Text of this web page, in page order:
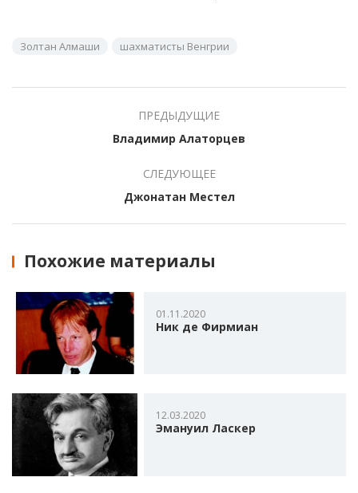
Золтан Алмаши шахматисты Венгрии
ПРЕДЫДУЩИЕ
Владимир Алаторцев
СЛЕДУЮЩЕЕ
Джонатан Местел
Похожие материалы
01.11.2020
Ник де Фирмиан
12.03.2020
Эмануил Ласкер